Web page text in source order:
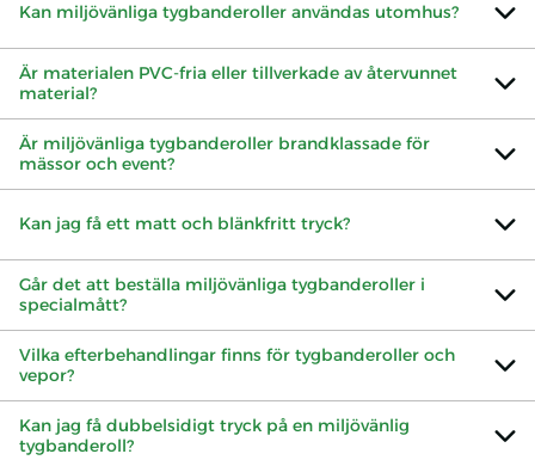
Kan miljövänliga tygbanderoller användas utomhus?
Är materialen PVC-fria eller tillverkade av återvunnet
material?
Är miljövänliga tygbanderoller brandklassade för
mässor och event?
Kan jag få ett matt och blänkfritt tryck?
Går det att beställa miljövänliga tygbanderoller i
specialmått?
Vilka efterbehandlingar finns för tygbanderoller och
vepor?
Kan jag få dubbelsidigt tryck på en miljövänlig
tygbanderoll?